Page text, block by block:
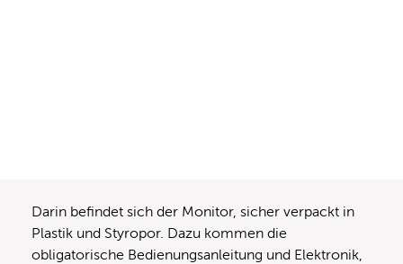
Darin befindet sich der Monitor, sicher verpackt in
Plastik und Styropor. Dazu kommen die
obligatorische Bedienungsanleitung und Elektronik,